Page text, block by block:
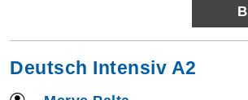
Deutsch Intensiv A2